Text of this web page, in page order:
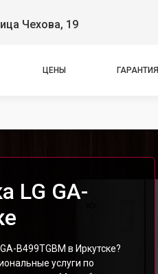
Чехова, 19
ЦЕНЫ ГАРАНТИЯ
LG GA-
B499TGBM в Иркутске?
услуги по